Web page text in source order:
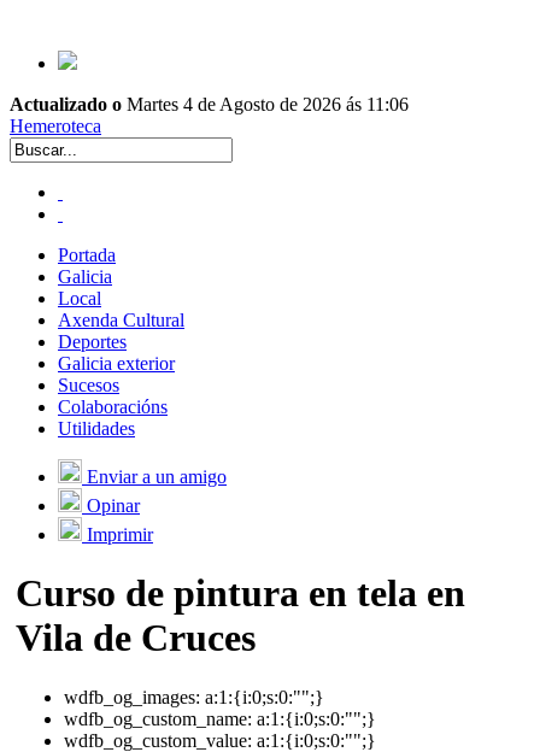
Actualizado o Martes 4 de Agosto de 2026 ás 11:06
Hemeroteca
Portada
Galicia
Local
Axenda Cultural
Deportes
Galicia exterior
Sucesos
Colaboracións
Utilidades
Enviar a un amigo
Opinar
Imprimir
Curso de pintura en tela en
Vila de Cruces
wdfb_og_images: a:1:{i:0;s:0:"";}
wdfb_og_custom_name: a:1:{i:0;s:0:"";}
wdfb_og_custom_value: a:1:{i:0;s:0:"";}